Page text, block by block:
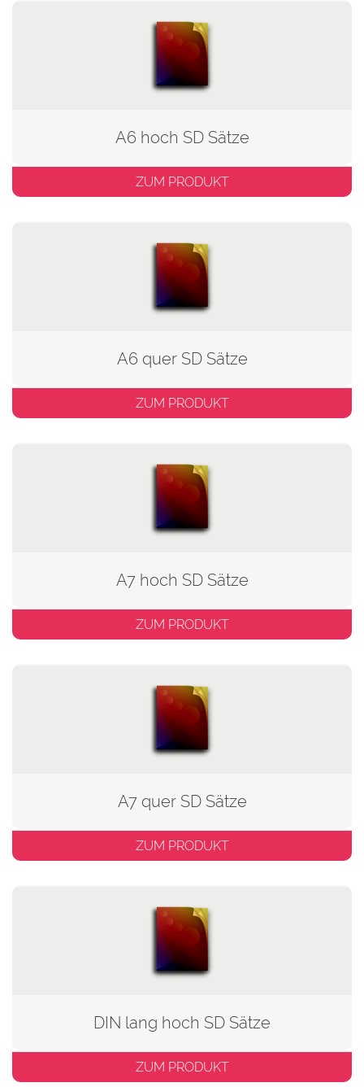
A6 hoch SD Sätze
ZUM PRODUKT
A6 quer SD Sätze
ZUM PRODUKT
A7 hoch SD Sätze
ZUM PRODUKT
A7 quer SD Sätze
ZUM PRODUKT
DIN lang hoch SD Sätze
ZUM PRODUKT